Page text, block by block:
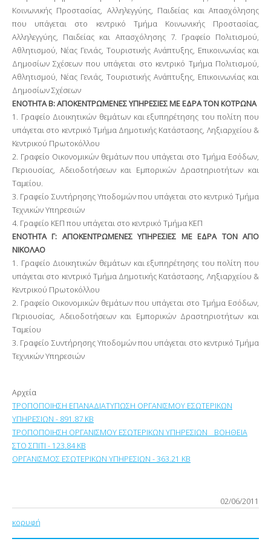
Κοινωνικής Προστασίας, Αλληλεγγύης, Παιδείας και Απασχόλησης
που υπάγεται στο κεντρικό Τμήμα Κοινωνικής Προστασίας,
Αλληλεγγύης, Παιδείας και Απασχόλησης 7. Γραφείο Πολιτισμού,
Αθλητισμού, Νέας Γενιάς, Τουριστικής Ανάπτυξης, Επικοινωνίας και
Δημοσίων Σχέσεων που υπάγεται στο κεντρικό Τμήμα Πολιτισμού,
Αθλητισμού, Νέας Γενιάς, Τουριστικής Ανάπτυξης, Επικοινωνίας και
Δημοσίων Σχέσεων
ΕΝΟΤΗΤΑ Β: ΑΠΟΚΕΝΤΡΩΜΕΝΕΣ ΥΠΗΡΕΣΙΕΣ ΜΕ ΕΔΡΑ ΤΟΝ ΚΟΤΡΩΝΑ
1. Γραφείο Διοικητικών θεμάτων και εξυπηρέτησης του πολίτη που
υπάγεται στο κεντρικό Τμήμα Δημοτικής Κατάστασης, Ληξιαρχείου &
Κεντρικού Πρωτοκόλλου
2. Γραφείο Οικονομικών θεμάτων που υπάγεται στο Τμήμα Εσόδων,
Περιουσίας, Αδειοδοτήσεων και Εμπορικών Δραστηριοτήτων και
Ταμείου.
3. Γραφείο Συντήρησης Υποδομών που υπάγεται στο κεντρικό Τμήμα
Τεχνικών Υπηρεσιών
4. Γραφείο ΚΕΠ που υπάγεται στο κεντρικό Τμήμα ΚΕΠ
ΕΝΟΤΗΤΑ Γ: ΑΠΟΚΕΝΤΡΩΜΕΝΕΣ ΥΠΗΡΕΣΙΕΣ ΜΕ ΕΔΡΑ ΤΟΝ ΑΓΙΟ
ΝΙΚΟΛΑΟ
1. Γραφείο Διοικητικών θεμάτων και εξυπηρέτησης του πολίτη που
υπάγεται στο κεντρικό Τμήμα Δημοτικής Κατάστασης, Ληξιαρχείου &
Κεντρικού Πρωτοκόλλου
2. Γραφείο Οικονομικών θεμάτων που υπάγεται στο Τμήμα Εσόδων,
Περιουσίας, Αδειοδοτήσεων και Εμπορικών Δραστηριοτήτων και
Ταμείου
3. Γραφείο Συντήρησης Υποδομών που υπάγεται στο κεντρικό Τμήμα
Τεχνικών Υπηρεσιών
Αρχεία
ΤΡΟΠΟΠΟΙΗΣΗ ΕΠΑΝΑΔΙΑΤΥΠΩΣΗ ΟΡΓΑΝΙΣΜΟΥ ΕΣΩΤΕΡΙΚΩΝ
ΥΠΗΡΕΣΙΩΝ - 891.87 KB
ΤΡΟΠΟΠΟΙΗΣΗ ΟΡΓΑΝΙΣΜΟΥ ΕΣΩΤΕΡΙΚΩΝ ΥΠΗΡΕΣΙΩΝ _ ΒΟΗΘΕΙΑ
ΣΤΟ ΣΠΙΤΙ - 123.84 KB
ΟΡΓΑΝΙΣΜΟΣ ΕΣΩΤΕΡΙΚΩΝ ΥΠΗΡΕΣΙΩΝ - 363.21 KB
02/06/2011
κορυφή